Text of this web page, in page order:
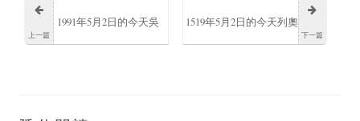
上一篇
1991年5月2日的今天吳
柯察金之稱號的中國作
下一篇
1519年5月2日的今天列奧